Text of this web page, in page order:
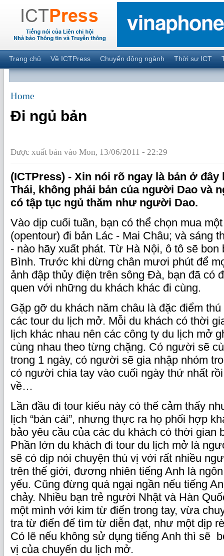
Trang chủ Về ICTPress Chuyển động ngành Thời sự ICT
Home
Đi ngủ bản
Được xuất bản vào Mon, 13/06/2011 - 22:29
(ICTPress) - Xin nói rõ ngay là bản ở
Thái, không phải bản của người Dao và
có tập tục ngủ thăm như người Dao.
Vào dịp cuối tuần, bạn có thể chọn mua
(opentour) đi bản Lác - Mai Châu; và sáng
- nào hãy xuất phát. Từ Hà Nội, ô tô sẽ
Bình. Trước khi dừng chân mươi phút để
ảnh đập thủy điện trên sông Đà, bạn đã có
quen với những du khách khác đi cùng.
Gặp gỡ du khách năm châu là đặc điểm
các tour du lịch mở. Mỗi du khách có thời
lịch khác nhau nên các công ty du lịch mở
cùng nhau theo từng chặng. Có người sẽ
trong 1 ngày, có người sẽ gia nhập nhóm
có người chia tay vào cuối ngày thứ nhất
về…
Lần đầu đi tour kiểu này có thể cảm thấy
lịch “bán cái”, nhưng thực ra họ phối hợp
bảo yêu cầu của các du khách có thời gian
Phần lớn du khách đi tour du lịch mở là
sẽ có dịp nói chuyện thú vị với rất nhiều
trên thế giới, đương nhiên tiếng Anh là
yếu. Cũng đừng quá ngại ngần nếu tiếng
chảy. Nhiều bạn trẻ người Nhật và Hàn
một mình với kim từ điển trong tay, vừa
tra từ điển để tìm từ diễn đạt, như một dịp
Có lẽ nếu không sử dụng tiếng Anh thì sẽ
vị của chuyến du lịch mở.